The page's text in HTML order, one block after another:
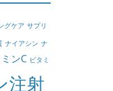
グケア サプリ
ナイアシン ナ
ンC ビタミ
注射